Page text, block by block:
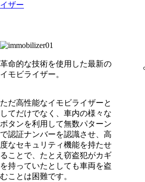
イザー
革命的な技術を使用した最新の
イモビライザー。
ただ高性能なイモビライザーと
してだけでなく、車内の様々な
ボタンを利用して無数パターン
で認証ナンバーを認識させ、高
度なセキュリティ機能を持たせ
ることで、たとえ窃盗犯がカギ
を持っていたとしても車両を盗
むことは困難です。